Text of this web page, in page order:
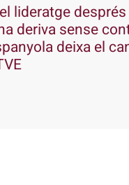
lideratge
deriva sense
deixa el